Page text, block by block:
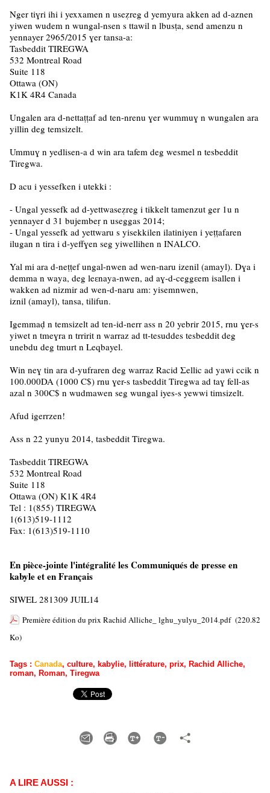
Nger tiɣri ihi i yexxamen n useẓreg d yemyura akken ad d-aznen
yiwen wudem n wungal-nsen s ttawil n lbusṭa, send amenzu n
yennayer 2965/2015 ɣer tansa-a:
Tasbeddit TIREGWA
532 Montreal Road
Suite 118
Ottawa (ON)
K1K 4R4 Canada
Ungalen ara d-nettaṭṭaf ad ten-nrenu ɣer wummuɣ n wungalen ara
yillin deg temsizelt.
Ummuɣ n yedlisen-a d win ara tafem deg wesmel n tesbeddit
Tiregwa.
D acu i yessefken i utekki :
- Ungal yessefk ad d-yettwaseẓreg i tikkelt tamenzut ger 1u n
yennayer d 31 bujembeṛ n useggas 2014;
- Ungal yessefk ad yettwaru s yisekkilen ilatiniyen i yeṭṭafaren
ilugan n tira i d-yeffɣen seg yiwellihen n INALCO.
Yal mi ara d-neṭṭef ungal-nwen ad wen-naru izenil (amayl). Dɣa i
demma n waya, deg leɛnaya-nwen, ad aɣ-d-ceggɛem isallen i
wakken ad nizmir ad wen-d-naru am: yisemnwen,
iznil (amayl), tansa, tilifun.
Igemmaḍ n temsizelt ad ten-id-nerr ass n 20 yebrir 2015, rnu ɣer-s
yiwet n tmeɣra n trririt n warraz ad tt-tesuddes tesbeddit deg
unebdu deg tmurt n Leqbayel.
Win neɣ tin ara d-yufraren deg warraz Racid Σellic ad yawi ccik n
100.000DA (1000 C$) rnu ɣer-s tasbeddit Tiregwa ad taɣ fell-as
azal n 300C$ n wudmawen seg wungal iyes-s yewwi timsizelt.
Afud igerrzen!
Ass n 22 yunyu 2014, tasbeddit Tiregwa.
Tasbeddit TIREGWA
532 Montreal Road
Suite 118
Ottawa (ON) K1K 4R4
Tel : 1(855) TIREGWA
1(613)519-1112
Fax: 1(613)519-1110
En pièce-jointe l'intégralité les Communiqués de presse en
kabyle et en Français
SIWEL 281309 JUIL14
Première édition du prix Rachid Alliche_ lghu_yulyu_2014.pdf (220.82
Ko)
Tags : Canada, culture, kabylie, littérature, prix, Rachid Alliche,
roman, Roman, Tiregwa
A LIRE AUSSI :